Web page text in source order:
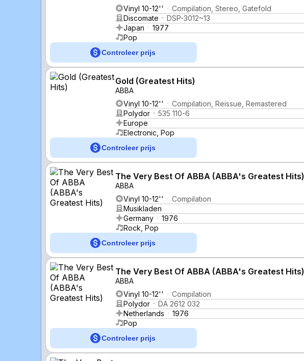
Vinyl 10-12''
Compilation, Stereo, Gatefold
Discomate
DSP-3012~13
Japan
1977
Pop
Controleer prijs
Gold (Greatest Hits)
ABBA
Vinyl 10-12''
Compilation, Reissue, Remastered
Polydor
535 110-6
Europe
Electronic, Pop
Controleer prijs
The Very Best Of ABBA (ABBA's Greatest Hits)
ABBA
Vinyl 10-12''
Compilation
Musikladen
Germany
1976
Rock, Pop
Controleer prijs
The Very Best Of ABBA (ABBA's Greatest Hits)
ABBA
Vinyl 10-12''
Compilation
Polydor
DA 2612 032
Netherlands
1976
Pop
Controleer prijs